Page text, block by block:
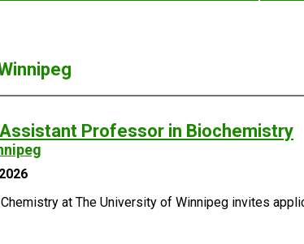
Professor in Biochemistry
at The University of Winnipeg invites